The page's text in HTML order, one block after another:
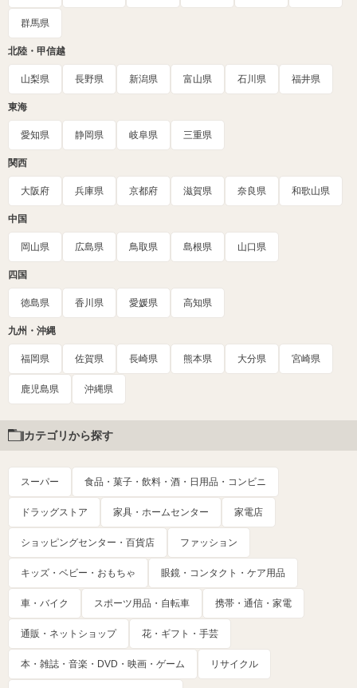
群馬県
北陸・甲信越
山梨県 長野県 新潟県 富山県 石川県 福井県
東海
愛知県 静岡県 岐阜県 三重県
関西
大阪府 兵庫県 京都府 滋賀県 奈良県 和歌山県
中国
岡山県 広島県 鳥取県 島根県 山口県
四国
徳島県 香川県 愛媛県 高知県
九州・沖縄
福岡県 佐賀県 長崎県 熊本県 大分県 宮崎県
鹿児島県 沖縄県
カテゴリから探す
スーパー 食品・菓子・飲料・酒・日用品・コンビニ
ドラッグストア 家具・ホームセンター 家電店
ショッピングセンター・百貨店 ファッション
キッズ・ベビー・おもちゃ 眼鏡・コンタクト・ケア用品
車・バイク スポーツ用品・自転車 携帯・通信・家電
通販・ネットショップ 花・ギフト・手芸
本・雑誌・音楽・DVD・映画・ゲーム リサイクル